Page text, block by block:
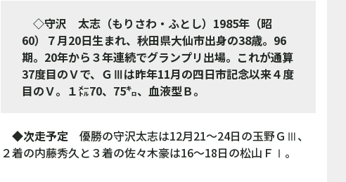
◇守沢 太志（もりさわ・ふとし）1985年（昭
60）７月20日生まれ、秋田県大仙市出身の38歳。96
期。20年から３年連続でグランプリ出場。これが通算
37度目のＶで、ＧⅢは昨年11月の四日市記念以来４度
目のＶ。１㍍70、75㌔、血液型Ｂ。
◆次走予定 優勝の守沢太志は12月21～24日の玉野ＧⅢ、
２着の内藤秀久と３着の佐々木豪は16～18日の松山ＦⅠ。